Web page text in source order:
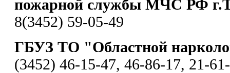
пожарной службы МЧС РФ
8(3452) 59-05-49
ГБУЗ ТО "Областной
(3452) 46-15-47, 46-86-17, 21-